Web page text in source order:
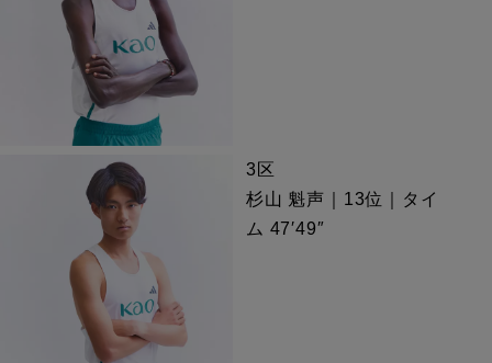
3区
杉山 魁声｜13位｜タイ
ム 47′49″